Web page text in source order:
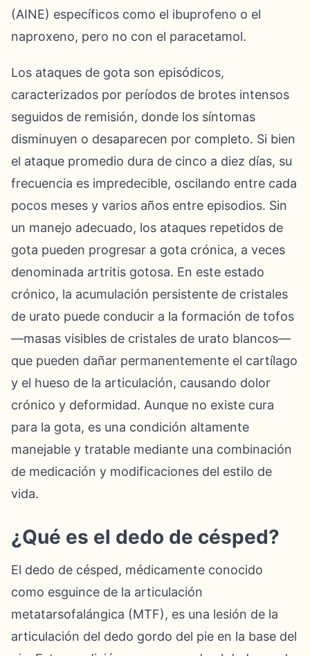
(AINE) específicos como el ibuprofeno o el
naproxeno, pero no con el paracetamol.
Los ataques de gota son episódicos,
caracterizados por períodos de brotes intensos
seguidos de remisión, donde los síntomas
disminuyen o desaparecen por completo. Si bien
el ataque promedio dura de cinco a diez días, su
frecuencia es impredecible, oscilando entre cada
pocos meses y varios años entre episodios. Sin
un manejo adecuado, los ataques repetidos de
gota pueden progresar a gota crónica, a veces
denominada artritis gotosa. En este estado
crónico, la acumulación persistente de cristales
de urato puede conducir a la formación de tofos
—masas visibles de cristales de urato blancos—
que pueden dañar permanentemente el cartílago
y el hueso de la articulación, causando dolor
crónico y deformidad. Aunque no existe cura
para la gota, es una condición altamente
manejable y tratable mediante una combinación
de medicación y modificaciones del estilo de
vida.
¿Qué es el dedo de césped?
El dedo de césped, médicamente conocido
como esguince de la articulación
metatarsofalángica (MTF), es una lesión de la
articulación del dedo gordo del pie en la base del